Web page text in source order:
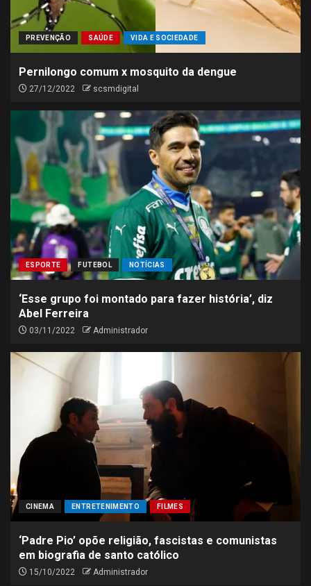
PREVENÇÃO SAÚDE VIDA E SOCIEDADE
Pernilongo comum x mosquito da dengue
27/12/2022 scsmdigital
ESPORTE FUTEBOL NOTÍCIAS
‘Esse grupo foi montado para fazer história’, diz
Abel Ferreira
03/11/2022 Administrador
CINEMA ENTRETENIMENTO FILMES
‘Padre Pio’ opõe religião, fascistas e comunistas
em biografia de santo católico
15/10/2022 Administrador